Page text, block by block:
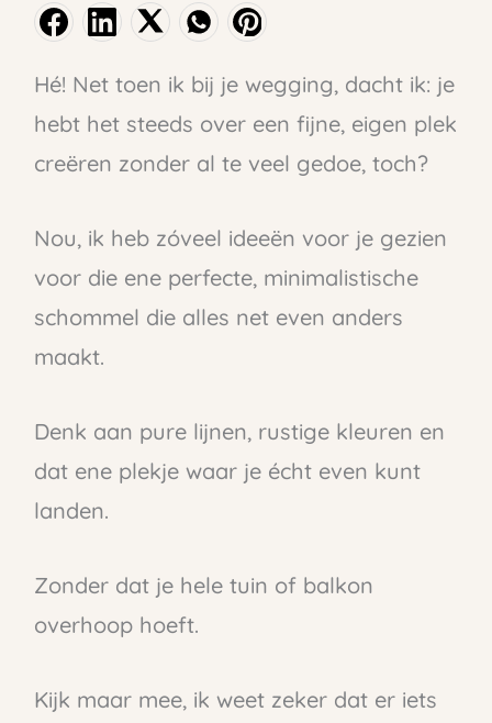
Hé! Net toen ik bij je wegging, dacht ik: je
hebt het steeds over een fijne, eigen plek
creëren zonder al te veel gedoe, toch?
Nou, ik heb zóveel ideeën voor je gezien
voor die ene perfecte, minimalistische
schommel die alles net even anders
maakt.
Denk aan pure lijnen, rustige kleuren en
dat ene plekje waar je écht even kunt
landen.
Zonder dat je hele tuin of balkon
overhoop hoeft.
Kijk maar mee, ik weet zeker dat er iets